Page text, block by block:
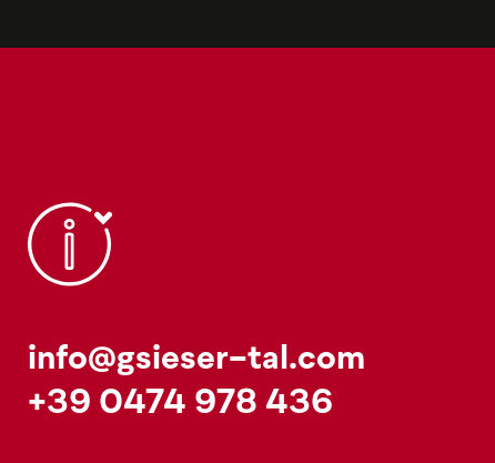
info@gsieser-tal.com
+39 0474 978 436